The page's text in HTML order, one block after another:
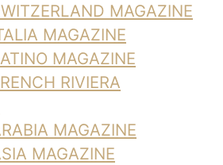
MAGAZINE
MAGAZINE
MAGAZINE
RIVIERA
MAGAZINE
MAGAZINE